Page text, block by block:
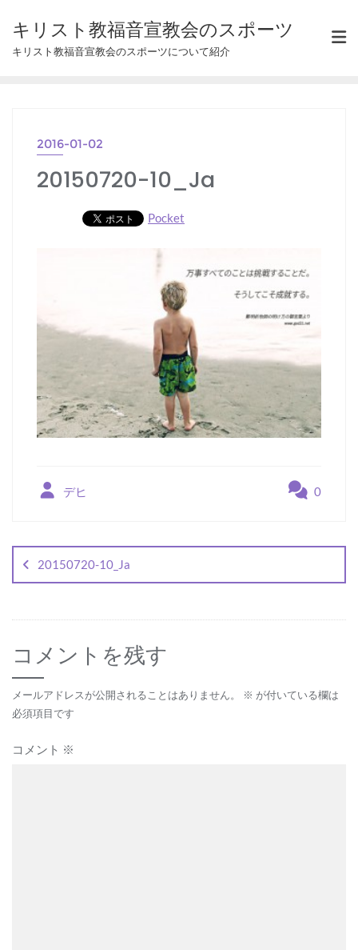
content
キリスト教福音宣教会のスポーツ
キリスト教福音宣教会のスポーツについて紹介
2016-01-02
20150720-10_Ja
Pocket
デヒ 0
稿
ナ
ビ
ゲ
ー
シ
ョ
ン
20150720-10_Ja
コメントを残す
メールアドレスが公開されることはありません。 ※ が付いている欄は
必須項目です
コメント ※